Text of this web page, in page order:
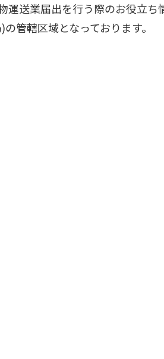
運送業届出を行う際のお役立ち
管轄区域となっております。